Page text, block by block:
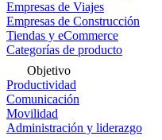
Empresas de Viajes
Empresas de Construcción
Tiendas y eCommerce
Categorías de producto
Objetivo
Productividad
Comunicación
Movilidad
Administración y liderazgo